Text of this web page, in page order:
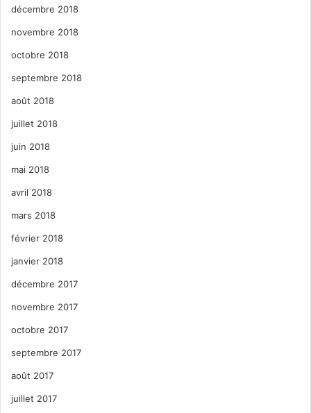
décembre 2018
novembre 2018
octobre 2018
septembre 2018
août 2018
juillet 2018
juin 2018
mai 2018
avril 2018
mars 2018
février 2018
janvier 2018
décembre 2017
novembre 2017
octobre 2017
septembre 2017
août 2017
juillet 2017